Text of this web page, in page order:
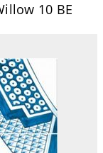
10 BE